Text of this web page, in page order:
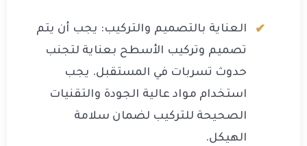
العناية بالتصميم والتركيب: يجب أن يتم
تصميم وتركيب الأسطح بعناية لتجنب
حدوث تسربات في المستقبل. يجب
استخدام مواد عالية الجودة والتقنيات
الصحيحة للتركيب لضمان سلامة
الهيكل.